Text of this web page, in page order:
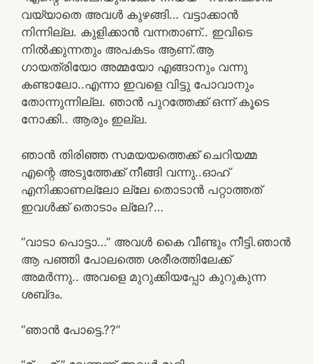
വയ്യാതെ അവൾ കുഴങ്ങി… വട്ടാക്കാൻ
നിന്നില്ല. കുളിക്കാൻ വന്നതാണ്.. ഇവിടെ
നിൽക്കുന്നതും അപകടം ആണ്.ആ
ഗായത്രിയോ അമ്മയോ എങ്ങാനും വന്നു
കണ്ടാലോ..എന്നാ ഇവളെ വിട്ടു പോവാനും
തോന്നുന്നില്ല. ഞാൻ പുറത്തേക്ക് ഒന്ന് കൂടെ
നോക്കി.. ആരും ഇല്ല.
ഞാൻ തിരിഞ്ഞ സമയയത്തെക്ക് ചെറിയമ്മ
എന്റെ അടുത്തേക്ക് നീങ്ങി വന്നു..ഓഹ്
എനിക്കാണല്ലോ ല്ലേ തൊടാൻ പറ്റാത്തത്
ഇവൾക്ക് തൊടാം ല്ലേ?…
“വാടാ പൊട്ടാ…” അവൾ കൈ വീണ്ടും നീട്ടി.ഞാൻ
ആ പഞ്ഞി പോലത്തെ ശരീരത്തിലേക്ക്
അമർന്നു.. അവളെ മുറുക്കിയപ്പോ കുറുകുന്ന
ശബ്‌ദം.
“ഞാൻ പോട്ടെ.??”